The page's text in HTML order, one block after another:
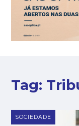
Tag:
SOCIEDADE